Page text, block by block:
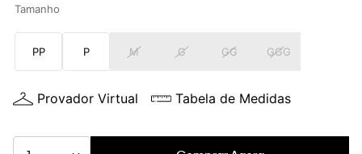
entre outros, a capacidade de comprar um item em nossa
Cookies acesse o link.
Tamanho
PP P M G GG GGG
Provador Virtual Tabela de Medidas